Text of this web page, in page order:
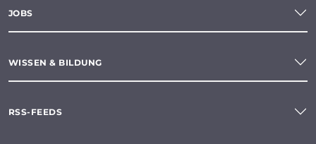
JOBS
WISSEN & BILDUNG
RSS-FEEDS